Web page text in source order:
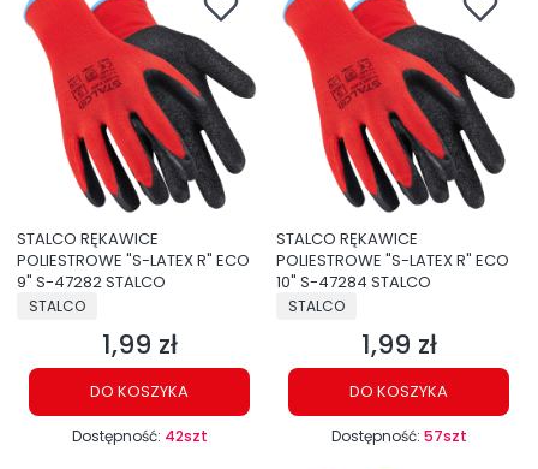
STALCO RĘKAWICE
POLIESTROWE "S-LATEX R" ECO
9" S-47282 STALCO
PRODUCENT
STALCO
Cena
1,99 zł
DO KOSZYKA
Dostępność: 42szt
STALCO RĘKAWICE
POLIESTROWE "S-LATEX R" ECO
10" S-47284 STALCO
PRODUCENT
STALCO
Cena
1,99 zł
DO KOSZYKA
Dostępność: 57szt